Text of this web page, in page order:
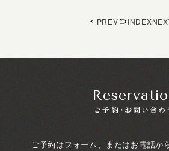
PREV INDEX
ご予約・お問い合わ
ご予約はフォーム、またはお電話か